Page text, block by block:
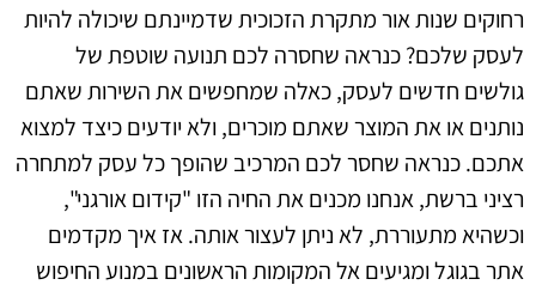
רחוקים שנות אור מתקרת הזכוכית שדמיינתם שיכולה להיות
לעסק שלכם? כנראה שחסרה לכם תנועה שוטפת של
גולשים חדשים לעסק, כאלה שמחפשים את השירות שאתם
נותנים או את המוצר שאתם מוכרים, ולא יודעים כיצד למצוא
אתכם. כנראה שחסר לכם המרכיב שהופך כל עסק למתחרה
רציני ברשת, אנחנו מכנים את החיה הזו "קידום אורגני",
וכשהיא מתעוררת, לא ניתן לעצור אותה. אז איך מקדמים
אתר בגוגל ומגיעים אל המקומות הראשונים במנוע החיפוש